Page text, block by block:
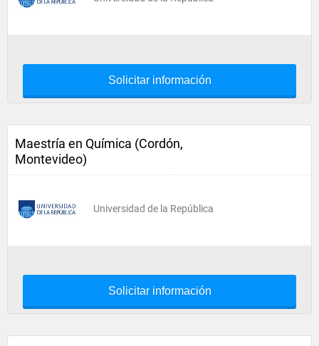
Solicitar información
Maestría en Química (Cordón,
Montevideo)
Universidad de la República
Solicitar información